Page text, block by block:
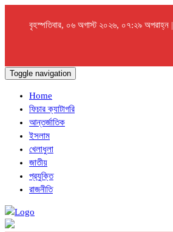
বৃহস্পতিবার, ০৬ অগাস্ট ২০২৬, ০৭:২৯ অপরাহ্ন |
Toggle navigation
Home
ফিচার ক্যাটাগরি
আন্তর্জাতিক
ইসলাম
খেলাধুলা
জাতীয়
প্রযুক্তি
রাজনীতি